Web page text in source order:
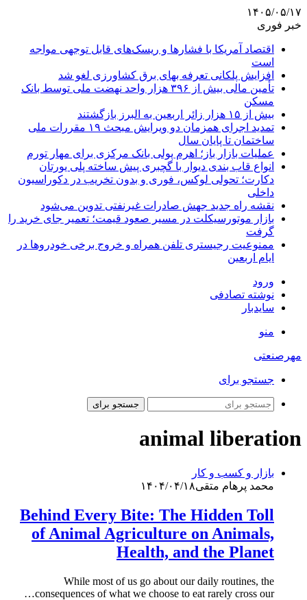
۱۴۰۵/۰۵/۱۷
خبر فوری
اقتصاد آمریکا با فشارها و ریسک‌های قابل توجهی مواجه
است
افزایش پلکانی تعرفه بهای برق کشاورزی لغو شد
تأمین مالی بیش از ۳۹۶ هزار واحد نهضت ملی توسط بانک
مسکن
بیش از ۱۵ هزار زائر اربعین به البرز بازگشتند
تمدید اجرای همزمان دو ویرایش مبحث ۱۹ مقررات ملی
ساختمان تا پایان سال
عملیات بازار باز؛ اهرم پولی بانک مرکزی برای مهار تورم
انواع قاب بندی دیوار با گچبری پیش ساخته پلی یورتان
دکارت؛ تحولی لوکس، فوری و بدون تخریب در دکوراسیون
داخلی
نقشه راه جدید جهش صادرات غیرنفتی تدوین می‌شود
بازار موتورسیکلت در مسیر صعود قیمت؛ تعمیر جای خرید را
گرفت
ممنوعیت رجیستری تلفن همراه و خروج برخی خودروها در
ایام اربعین
ورود
نوشته تصادفی
سایدبار
منو
مهرصنعتی
جستجو برای
جستجو برای
animal liberation
بازار و کسب و کار
محمد پرهام متقی۱۴۰۴/۰۴/۱۸
Behind Every Bite: The Hidden Toll
of Animal Agriculture on Animals,
Health, and the Planet
While most of us go about our daily routines, the
consequences of what we choose to eat rarely cross our…